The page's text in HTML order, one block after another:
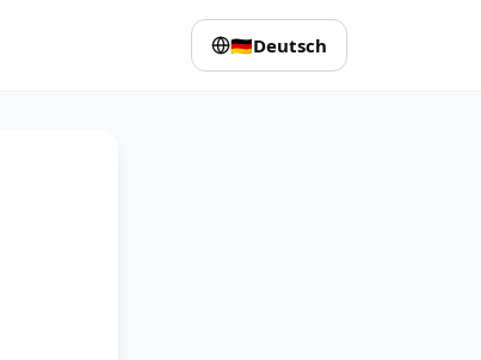
🇩🇪Deutsch